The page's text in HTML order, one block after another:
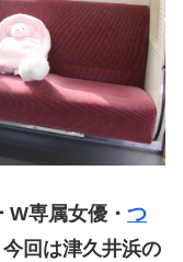
W専属女優・ つ
回は津久井浜の